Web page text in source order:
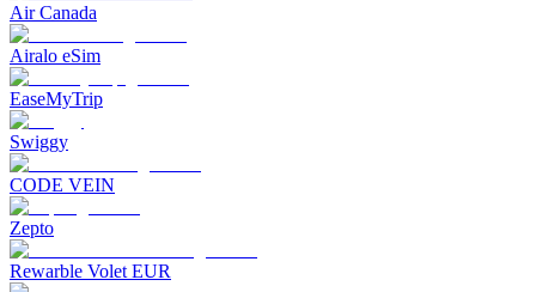
Air Canada
Airalo eSim
EaseMyTrip
Swiggy
CODE VEIN
Zepto
Rewarble Volet EUR